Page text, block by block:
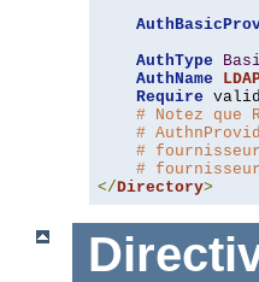
AuthType
AuthName
Require
# Notez
#
#
#
</Directory>